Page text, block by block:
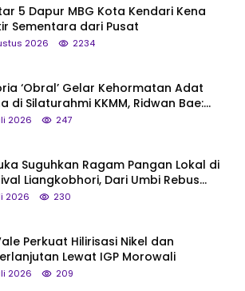
5 Dapur MBG Kota Kendari Kena
Sementara dari Pusat
2026 2234
‘Obral’ Gelar Kehormatan Adat
di Silaturahmi KKMM, Ridwan Bae:
Bukan Tipe Begitu, Belum Pantas!
2026 247
Suguhkan Ragam Pangan Lokal di
Liangkobhori, Dari Umbi Rebus
Tumpeng Beras Muna
2026 230
Perkuat Hilirisasi Nikel dan
Lewat IGP Morowali
2026 209